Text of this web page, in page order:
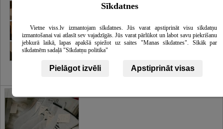
Sīkdatnes
Vietne viss.lv izmantojam sīkdatnes. Jūs varat apstiprināt visu sīkdatņu
izmantošanai vai atlasīt sev vajadzīgās. Jūs varat pārlūkot un labot savu piekrišanu
jebkurā laikā, lapas apakšā spiežot uz saites "Manas sīkdatnes". Sīkāk par
sīkdatnēm sadaļā "Sīkdatņu politika"
Pielāgot izvēli Apstiprināt visas